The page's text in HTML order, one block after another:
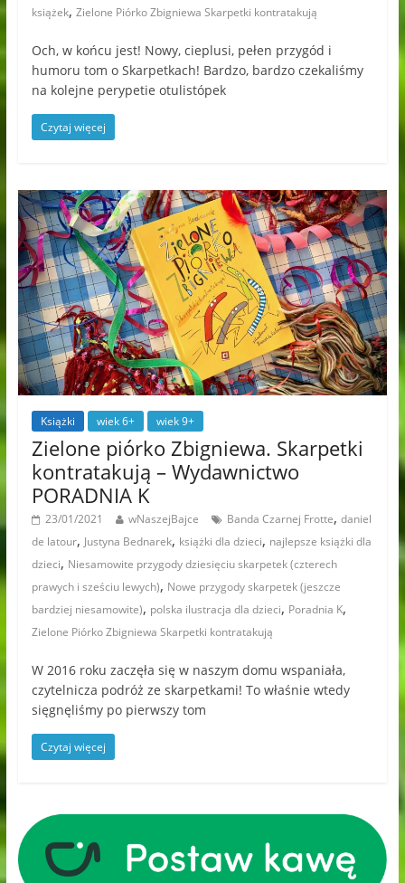
książek, Zielone Piórko Zbigniewa Skarpetki kontratakują
Och, w końcu jest! Nowy, cieplusi, pełen przygód i
humoru tom o Skarpetkach! Bardzo, bardzo czekaliśmy
na kolejne perypetie otulistópek
Czytaj więcej
Książki wiek 6+ wiek 9+
Zielone piórko Zbigniewa. Skarpetki
kontratakują – Wydawnictwo
PORADNIA K
23/01/2021 wNaszejBajce Banda Czarnej Frotte, daniel
de latour, Justyna Bednarek, książki dla dzieci, najlepsze książki dla
dzieci, Niesamowite przygody dziesięciu skarpetek (czterech
prawych i sześciu lewych), Nowe przygody skarpetek (jeszcze
bardziej niesamowite), polska ilustracja dla dzieci, Poradnia K,
Zielone Piórko Zbigniewa Skarpetki kontratakują
W 2016 roku zaczęła się w naszym domu wspaniała,
czytelnicza podróż ze skarpetkami! To właśnie wtedy
sięgnęliśmy po pierwszy tom
Czytaj więcej